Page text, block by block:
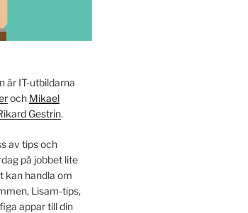
är IT-utbildarna
och Mikael
Gestrin.
av tips och
på jobbet lite
kan handla om
Lisam-tips,
appar till din